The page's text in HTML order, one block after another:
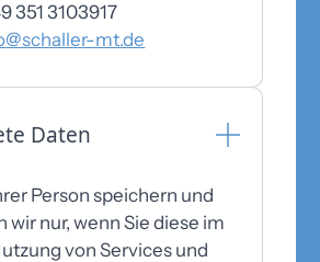
351 3103917
mt.de
Daten
Person speichern und
wir nur, wenn Sie diese im
von Services und